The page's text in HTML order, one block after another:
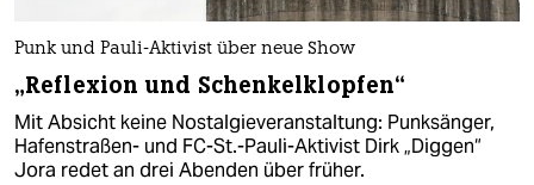
Punk und Pauli-Aktivist über neue Show
„Reflexion und Schenkelklopfen“
Mit Absicht keine Nostalgieveranstaltung: Punksänger,
Hafenstraßen- und FC-St.-Pauli-Aktivist Dirk „Diggen“
Jora redet an drei Abenden über früher.